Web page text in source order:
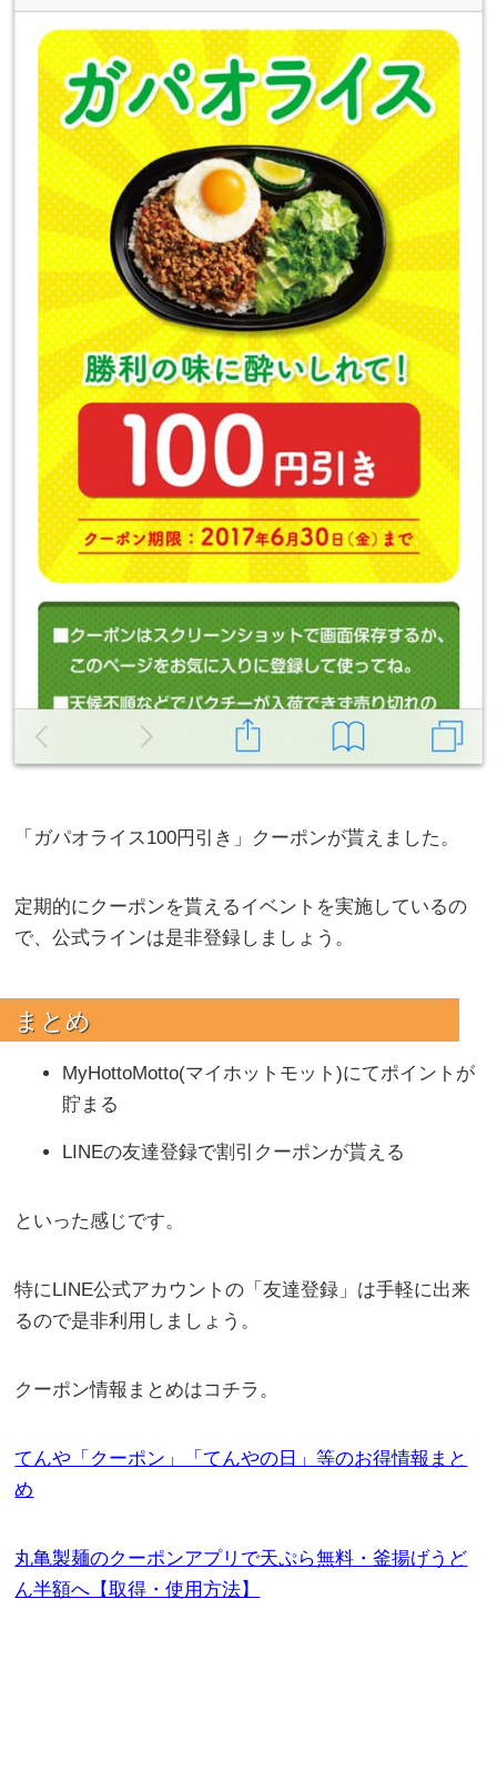
「ガパオライス100円引き」クーポンが貰えました。
定期的にクーポンを貰えるイベントを実施しているの
で、公式ラインは是非登録しましょう。
まとめ
MyHottoMotto(マイホットモット)にてポイントが
貯まる
LINEの友達登録で割引クーポンが貰える
といった感じです。
特にLINE公式アカウントの「友達登録」は手軽に出来
るので是非利用しましょう。
クーポン情報まとめはコチラ。
てんや「クーポン」「てんやの日」等のお得情報まと
め
丸亀製麺のクーポンアプリで天ぷら無料・釜揚げうど
ん半額へ【取得・使用方法】